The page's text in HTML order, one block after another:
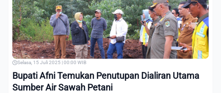
Selasa, 15 Juli 2025 | 00:00 WIB
Bupati Afni Temukan Penutupan Dialiran Utama
Sumber Air Sawah Petani